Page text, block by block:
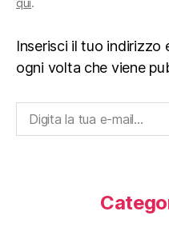
qui.
Inserisci il tuo indirizzo
ogni volta che viene
Digita la tua e-mail...